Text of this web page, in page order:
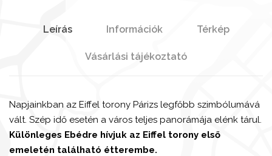
Leírás Információk Térkép
Vásárlási tájékoztató
Napjainkban az Eiffel torony Párizs legfőbb szimbólumává
vált. Szép idő esetén a város teljes panorámája elénk tárul.
Különleges Ebédre hívjuk az Eiffel torony első
emeletén található étterembe.